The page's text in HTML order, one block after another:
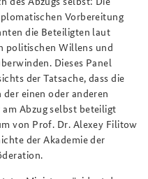
Vorbereitung
die Beteiligten laut
politischen Willens und
Dieses Panel
der Tatsache, dass die
einen oder anderen
Abzug selbst beteiligt
von Prof. Dr. Alexey Filitow
der Akademie der